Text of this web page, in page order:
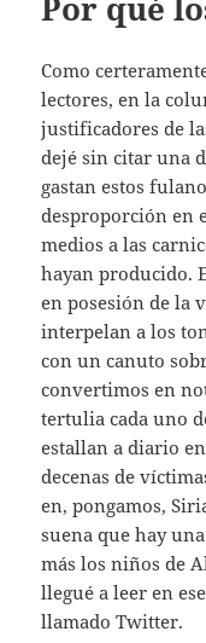
Como
lectores, en la
justificadores de
dejé sin citar una
gastan estos
desproporción en
medios a las
hayan producido.
en posesión de la
interpelan a los
con un canuto
convertimos en
tertulia cada uno
estallan a diario
decenas de
en, pongamos,
suena que hay
más los niños de
llegué a leer en
llamado Twitter.